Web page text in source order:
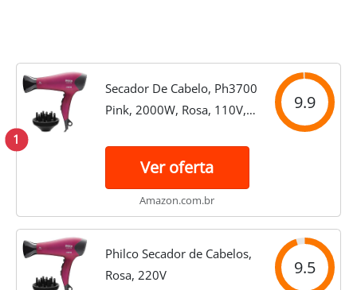
1
Secador De Cabelo, Ph3700
Pink, 2000W, Rosa, 110V,
9.9
Ver oferta
Amazon.com.br
Philco Secador de Cabelos,
Rosa, 220V
9.5